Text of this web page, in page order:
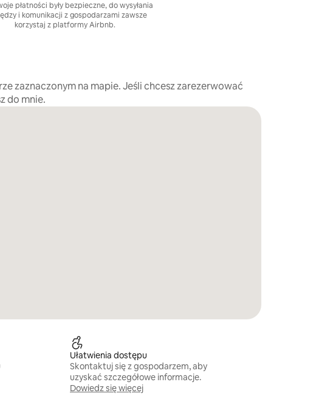
płatności były bezpieczne, do wysyłania
i komunikacji z gospodarzami zawsze
korzystaj z platformy Airbnb.
zaznaczonym na mapie. Jeśli chcesz zarezerwować
do mnie.
Ułatwienia dostępu
Skontaktuj się z gospodarzem, aby
uzyskać szczegółowe informacje.
Dowiedz się więcej